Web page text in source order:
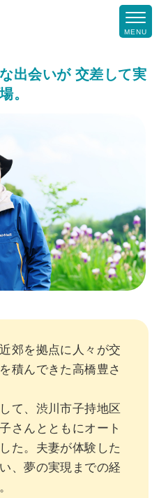
MENU
出会いが交差して実
。
郊を拠点に人々が交
積んできた高橋豊さ
て、渋川市子持地区
さんとともにオート
た。夫妻が体験した
、夢の実現までの経